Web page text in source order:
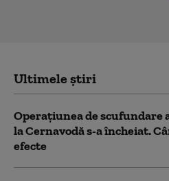
Ultimele știri
Operațiunea de scufundare
la Cernavodă s-a încheiat.
efecte